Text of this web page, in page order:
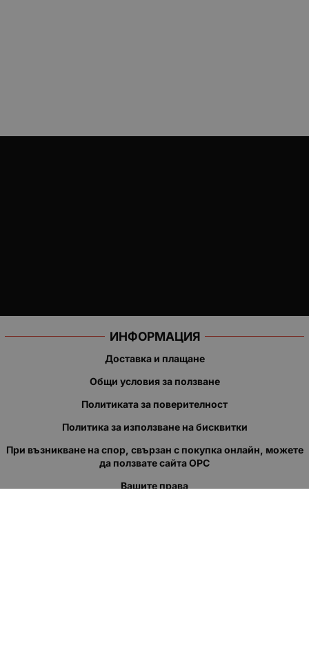
ИНФОРМАЦИЯ
Доставка и плащане
Общи условия за ползване
Политиката за поверителност
Политика за използване на бисквитки
При възникване на спор, свързан с покупка онлайн, можете
да ползвате сайта ОРС
Вашите права